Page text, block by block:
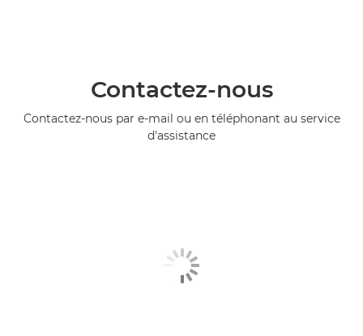
Contactez-nous
Contactez-nous par e-mail ou en téléphonant au service
d'assistance